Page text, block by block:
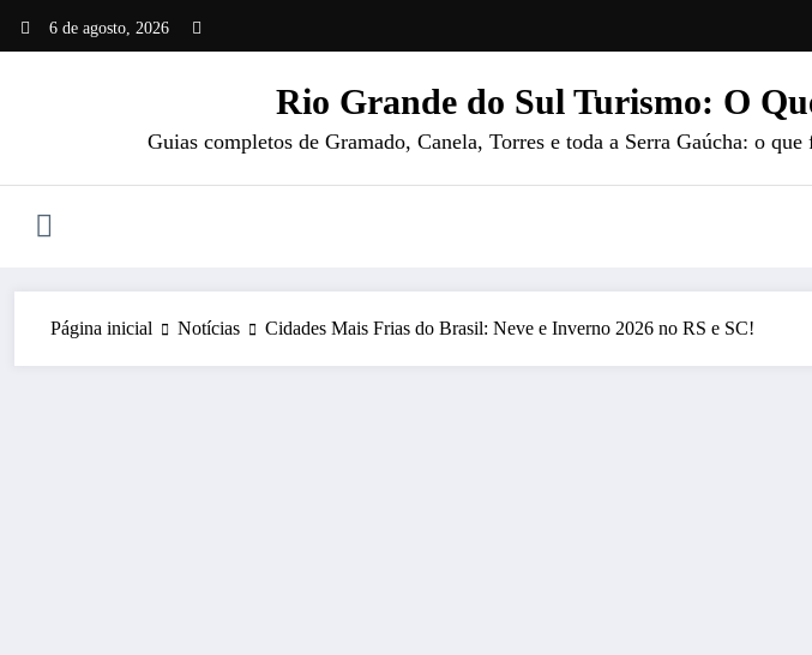
6 de agosto, 2026
Rio Grande do Sul Turismo: O
Guias completos de Gramado, Canela, Torres e toda a Serra Gaúcha: o
Página inicial Notícias Cidades Mais Frias do Brasil: Neve e Inverno 2026 no RS e SC!